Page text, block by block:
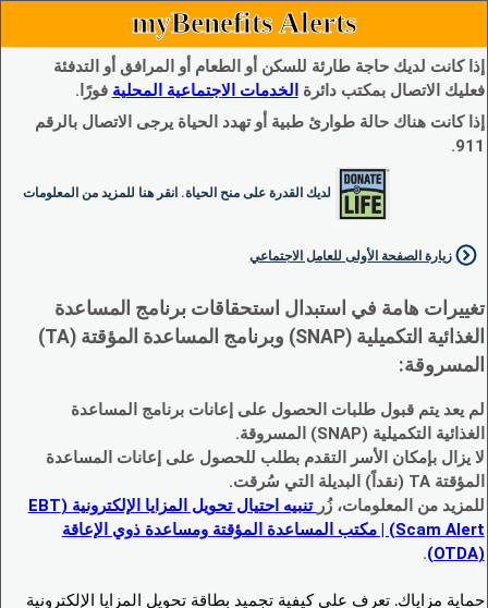
myBenefits Alerts
إذا كانت لديك حاجة طارئة للسكن أو الطعام أو المرافق أو التدفئة
فعليك الاتصال بمكتب دائرة الخدمات الاجتماعية المحلية فورًا.
إذا كانت هناك حالة طوارئ طبية أو تهدد الحياة يرجى الاتصال بالرقم
911.
لديك القدرة على منح الحياة. انقر هنا للمزيد من المعلومات
زيارة الصفحة الأولى للعامل الاجتماعي
تغييرات هامة في استبدال استحقاقات برنامج المساعدة
الغذائية التكميلية (SNAP) وبرنامج المساعدة المؤقتة (TA)
المسروقة:
لم يعد يتم قبول طلبات الحصول على إعانات برنامج المساعدة
الغذائية التكميلية (SNAP) المسروقة.
لا يزال بإمكان الأسر التقدم بطلب للحصول على إعانات المساعدة
المؤقتة TA (نقداً) البديلة التي سُرقت.
للمزيد من المعلومات، زُر
تنبيه احتيال تحويل المزايا الإلكترونية (EBT
Scam Alert) | مكتب المساعدة المؤقتة ومساعدة ذوي الإعاقة
(OTDA)
.
حماية مزاياك. تعرف على كيفية تجميد بطاقة تحويل المزايا الإلكترونية